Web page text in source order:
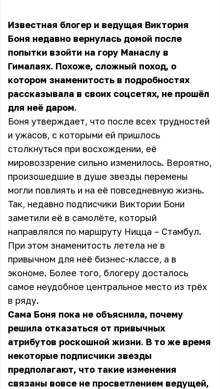
Известная блогер и ведущая Виктория
Боня недавно вернулась домой после
попытки взойти на гору Манаслу в
Гималаях. Похоже, сложный поход, о
котором знаменитость в подробностях
рассказывала в своих соцсетях, не прошёл
для неё даром.
Боня утверждает, что после всех трудностей
и ужасов, с которыми ей пришлось
столкнуться при восхождении, её
мировоззрение сильно изменилось. Вероятно,
произошедшие в душе звезды перемены
могли повлиять и на её повседневную жизнь.
Так, недавно подписчики Виктории Бони
заметили её в самолёте, который
направлялся по маршруту Ницца – Стамбул.
При этом знаменитость летела не в
привычном для неё бизнес-классе, а в
экономе. Более того, блогеру досталось
самое неудобное центральное место из трёх
в ряду.
Сама Боня пока не объяснила, почему
решила отказаться от привычных
атрибутов роскошной жизни. В то же время
некоторые подписчики звезды
предполагают, что такие изменения
связаны вовсе не просветлением ведущей,